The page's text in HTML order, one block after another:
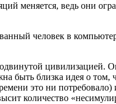
меняется, ведь они
человек в
цивилизацией.
быть близка идея о
это ни потребовало)
количество